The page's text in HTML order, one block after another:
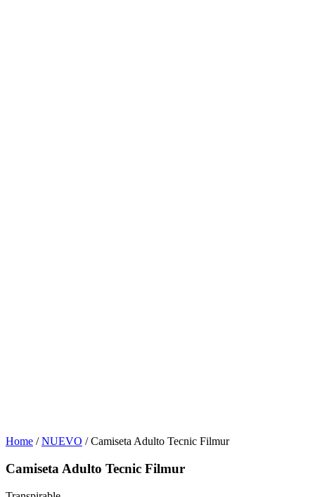
Home /NUEVO / Camiseta Adulto Tecnic Filmur
Camiseta Adulto Tecnic Filmur